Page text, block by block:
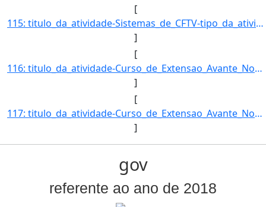
[
115: titulo_da_atividade-Sistemas_de_CFTV-tipo_da_atividade_de_extensao-Curso-Selecao-EDITAL_Nº_088/2017_]
]
[
116: titulo_da_atividade-Curso_de_Extensao_Avante_Nova_Lima_e_Avante_Santa_Emilia___Segunda_Fase_Mirin-ti]
]
[
117: titulo_da_atividade-Curso_de_Extensao_Avante_Nova_Lima_e_Avante_Santa_Emilia_-_Segunda_Fase_-tipo_da]
]
gov
referente ao ano de 2018